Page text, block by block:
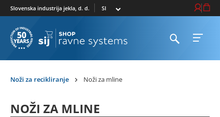
Slovenska industrija jekla, d. d. Izberi trg Prijava /
Odpri iskalnikOdpri
Noži za recikliranje Noži za mline
NOŽI ZA MLINE